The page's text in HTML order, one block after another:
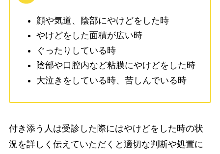
顔や気道、陰部にやけどをした時
やけどをした面積が広い時
ぐったりしている時
陰部や口腔内など粘膜にやけどをした時
大泣きをしている時、苦しんでいる時
付き添う人は受診した際にはやけどをした時の状
況を詳しく伝えていただくと適切な判断や処置に